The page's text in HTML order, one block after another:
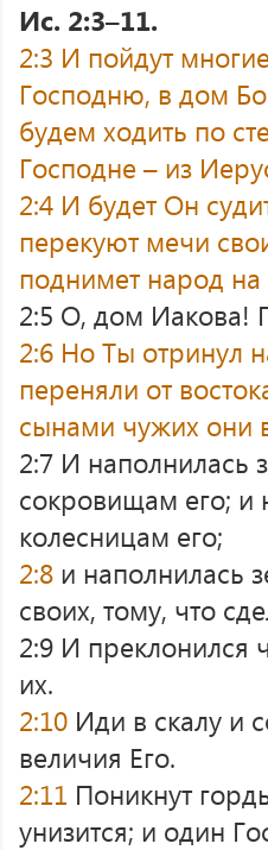
Ис. 2:3–11.
2:3 И пойдут
Господню, в дом
будем ходить по
Господне – из
2:4 И будет Он
перекуют мечи
поднимет народ на
2:5 О, дом Иакова!
2:6 Но Ты отринул
переняли от
сынами чужих они
2:7 И наполнилась
сокровищам его; и
колесницам его;
2:8 и наполнилась
своих, тому, что
2:9 И преклонился
их.
2:10 Иди в скалу и
величия Его.
2:11 Поникнут
унизится; и один